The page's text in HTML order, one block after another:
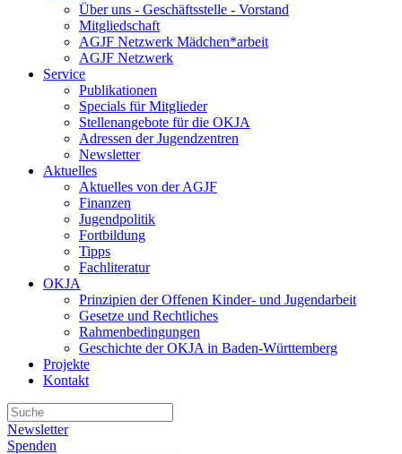
Über uns - Geschäftsstelle - Vorstand
Mitgliedschaft
AGJF Netzwerk Mädchen*arbeit
AGJF Netzwerk
Service
Publikationen
Specials für Mitglieder
Stellenangebote für die OKJA
Adressen der Jugendzentren
Newsletter
Aktuelles
Aktuelles von der AGJF
Finanzen
Jugendpolitik
Fortbildung
Tipps
Fachliteratur
OKJA
Prinzipien der Offenen Kinder- und Jugendarbeit
Gesetze und Rechtliches
Rahmenbedingungen
Geschichte der OKJA in Baden-Württemberg
Projekte
Kontakt
Newsletter
Spenden